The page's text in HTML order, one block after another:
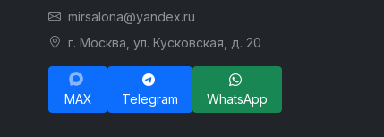
mirsalona@yandex.ru
г. Москва, ул. Кусковская, д. 20
MAX Telegram WhatsApp